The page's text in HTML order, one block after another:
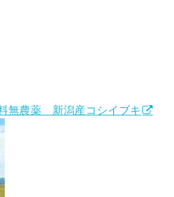
無農薬 新潟産コシイブキ